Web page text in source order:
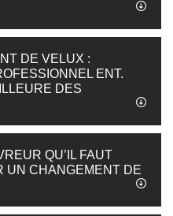
DE VELUX :
ENT.
DES
QU’IL FAUT
UN CHANGEMENT DE